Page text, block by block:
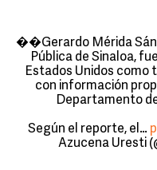
��Gerardo Mérida
Pública de Sinaloa,
Estados Unidos como
con información
Departamento
Según el reporte, el…
Azucena Uresti